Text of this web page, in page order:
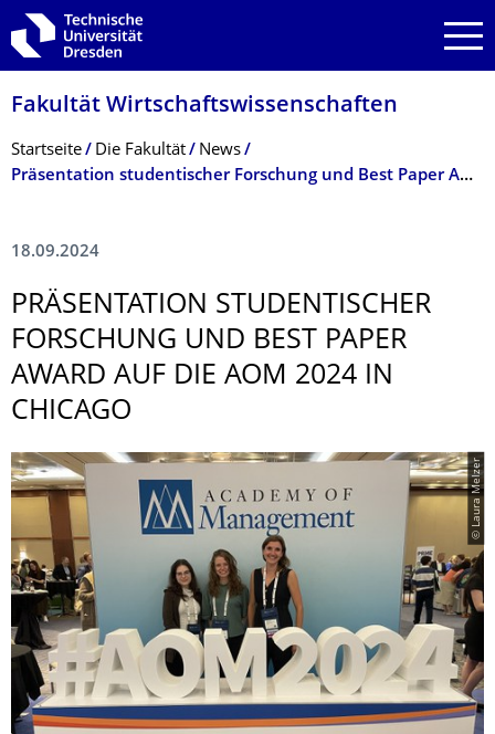
Zur Hauptnavigation springen
Zur Suche springen
Zum Inhalt springen
Fakultät Wirtschaftswissen­schaften
Breadcrumb-Menü
Startseite Die Fakultät
News
Präsentation studentischer Forschung und Best Paper Award auf die AOM 2024 in Chicago
18.09.2024
PRÄSENTATION STUDENTISCHER
FORSCHUNG UND BEST PAPER
AWARD AUF DIE AOM 2024 IN
CHICAGO
© Laura Melzer